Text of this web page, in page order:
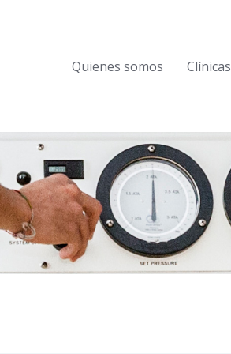
Quienes somos Clínicas